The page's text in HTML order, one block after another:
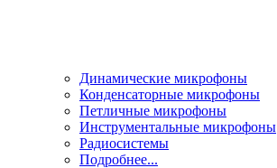
Динамические микрофоны
Конденсаторные микрофоны
Петличные микрофоны
Инструментальные микрофоны
Радиосистемы
Подробнее...